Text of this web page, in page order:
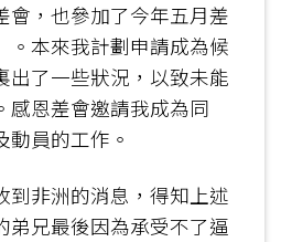
會，也參加了今年五月差
。本來我計劃申請成為候
出了一些狀況，以致未能
感恩差會邀請我成為同
員的工作。
到非洲的消息，得知上述
弟兄最後因為承受不了逼